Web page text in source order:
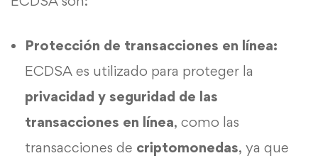
Protección de transacciones en línea:
ECDSA es utilizado para proteger la
privacidad y seguridad de las
transacciones en línea, como las
transacciones de criptomonedas, ya que